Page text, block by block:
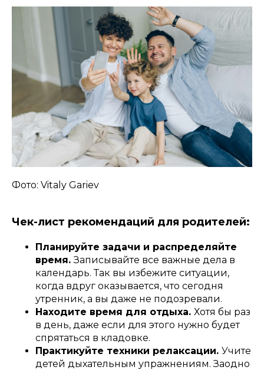
Фото: Vitaly Gariev
Чек-лист рекомендаций для родителей:
Планируйте задачи и распределяйте
время.Записывайте все важные дела в
календарь. Так вы избежите ситуации,
когда вдруг оказывается, что сегодня
утренник, а вы даже не подозревали.
Находите время для отдыха. Хотя бы раз
в день, даже если для этого нужно будет
спрятаться в кладовке.
Практикуйте техники релаксации. Учите
детей дыхательным упражнениям. Заодно